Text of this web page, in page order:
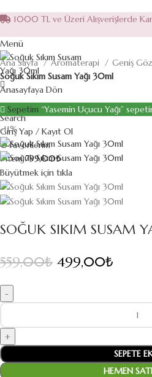
1000 TL ve Üzeri Alışverişlerde
Menü
Search
Giriş Yap / Kayıt Ol
0Favorilerim
1item 799,00₺
Ana Sayfa Aromaterapi
Geniş
Soğuk Sıkım Susam Yağı 30ml
Anasayfaya Dön
Sepetim “Yasemin Uçucu Yağı”
-11%
Büyütmek için tıkla
SOĞUK SIKIM SUSAM
559,00₺ Orijinal fiyat:
499,00₺
Soğuk Sıkım Susam Yağı 30ml adet
SEPETE
HEMEN